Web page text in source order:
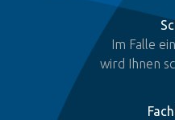
Im Falle
wird Ihnen